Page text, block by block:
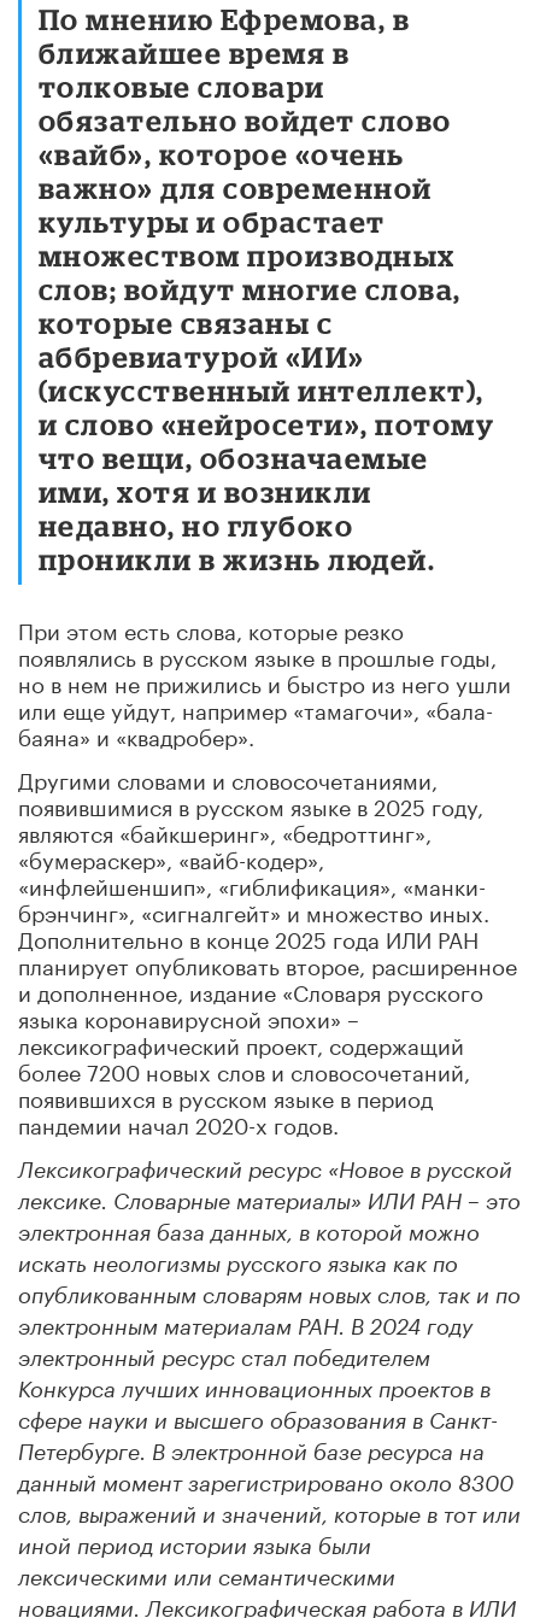
По мнению Ефремова, в
ближайшее время в
толковые словари
обязательно войдет слово
«вайб», которое «очень
важно» для современной
культуры и обрастает
множеством производных
слов; войдут многие слова,
которые связаны с
аббревиатурой «ИИ»
(искусственный интеллект),
и слово «нейросети», потому
что вещи, обозначаемые
ими, хотя и возникли
недавно, но глубоко
проникли в жизнь людей.
При этом есть слова, которые резко
появлялись в русском языке в прошлые годы,
но в нем не прижились и быстро из него ушли
или еще уйдут, например «тамагочи», «бала-
баяна» и «квадробер».
Другими словами и словосочетаниями,
появившимися в русском языке в 2025 году,
являются «байкшеринг», «бедроттинг»,
«бумераскер», «вайб-кодер»,
«инфлейшеншип», «гиблификация», «манки-
брэнчинг», «сигналгейт» и множество иных.
Дополнительно в конце 2025 года ИЛИ РАН
планирует опубликовать второе, расширенное
и дополненное, издание «Словаря русского
языка коронавирусной эпохи» –
лексикографический проект, содержащий
более 7200 новых слов и словосочетаний,
появившихся в русском языке в период
пандемии начал 2020-х годов.
Лексикографический ресурс «Новое в русской
лексике. Словарные материалы» ИЛИ РАН – это
электронная база данных, в которой можно
искать неологизмы русского языка как по
опубликованным словарям новых слов, так и по
электронным материалам РАН. В 2024 году
электронный ресурс стал победителем
Конкурса лучших инновационных проектов в
сфере науки и высшего образования в Санкт-
Петербурге. В электронной базе ресурса на
данный момент зарегистрировано около 8300
слов, выражений и значений, которые в тот или
иной период истории языка были
лексическими или семантическими
новациями. Лексикографическая работа в ИЛИ